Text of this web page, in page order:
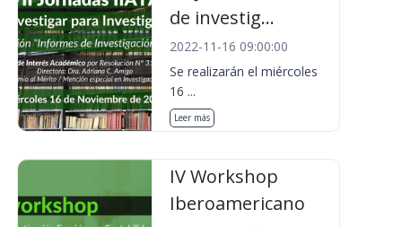
de investig...
2022-11-16 09:00:00
Se realizarán el miércoles
16 ...
Leer más
IV Workshop
Iberoamericano